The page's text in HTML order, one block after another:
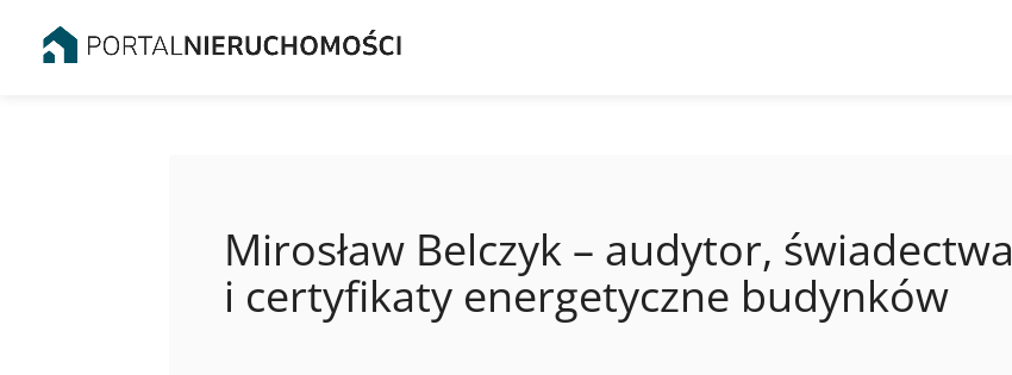
Mirosław Belczyk – audytor, świadectwa
i certyfikaty energetyczne budynków